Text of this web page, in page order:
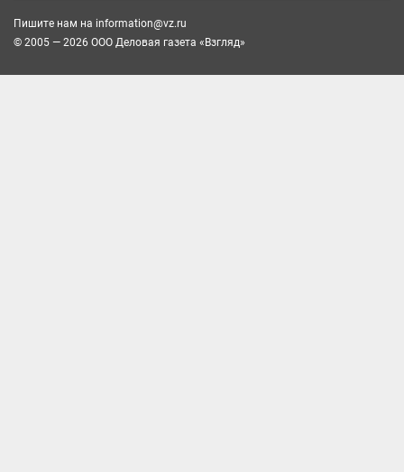
Пишите нам на information@vz.ru
© 2005 — 2026 ООО Деловая газета «Взгляд»